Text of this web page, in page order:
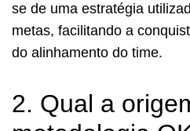
se de uma estratégia
metas, facilitando a
do alinhamento do time.
2. Qual a